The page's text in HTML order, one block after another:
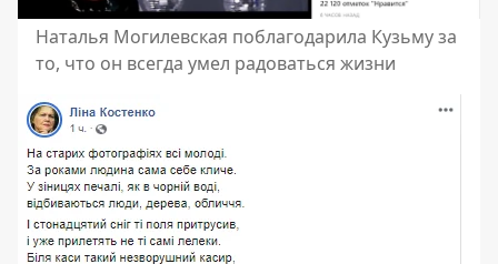
Наталья Могилевская поблагодарила Кузьму за
то, что он всегда умел радоваться жизни